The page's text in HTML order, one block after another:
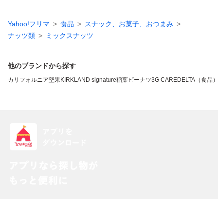
Yahoo!フリマ 食品
スナック、お菓子、おつまみ
ナッツ類
ミックスナッツ
他のブランドから探す
カリフォルニア堅果KIRKLAND signature稲葉ピーナツ3G CAREDELTA（食品）